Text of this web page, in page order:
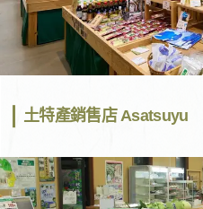
土特產銷售店 Asatsuyu